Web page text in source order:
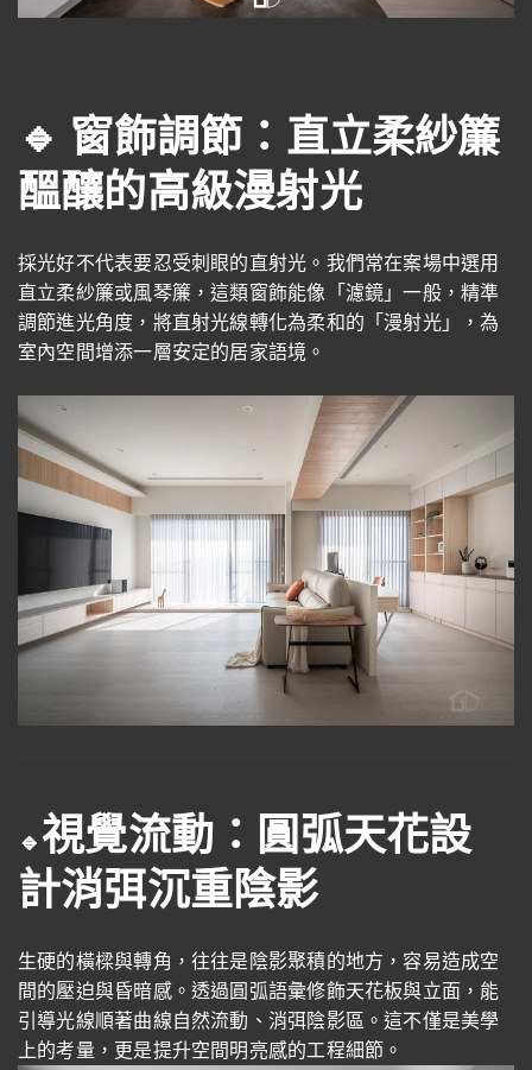
🔹 窗飾調節：直立柔紗簾
醞釀的高級漫射光
採光好不代表要忍受刺眼的直射光。我們常在案場中選用
直立柔紗簾或風琴簾，這類窗飾能像「濾鏡」一般，精準
調節進光角度，將直射光線轉化為柔和的「漫射光」，為
室內空間增添一層安定的居家語境。
🔹視覺流動：圓弧天花設
計消弭沉重陰影
生硬的橫樑與轉角，往往是陰影聚積的地方，容易造成空
間的壓迫與昏暗感。透過圓弧語彙修飾天花板與立面，能
引導光線順著曲線自然流動、消弭陰影區。這不僅是美學
上的考量，更是提升空間明亮感的工程細節。